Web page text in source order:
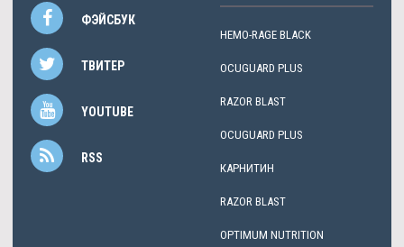
ФЭЙСБУК
ТВИТЕР
YOUTUBE
RSS
HEMO-RAGE BLACK
OCUGUARD PLUS
RAZOR BLAST
OCUGUARD PLUS
КАРНИТИН
RAZOR BLAST
OPTIMUM NUTRITION